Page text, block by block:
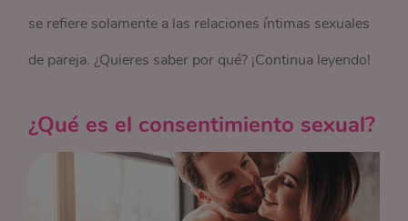
se refiere solamente a las relaciones íntimas sexuales
de pareja. ¿Quieres saber por qué? ¡Continua leyendo!
¿Qué es el consentimiento sexual?